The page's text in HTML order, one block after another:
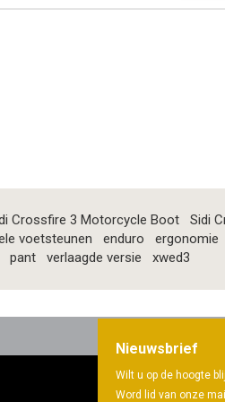
Crossfire 3 Motorcycle Boot
Sidi
voetsteunen enduro ergonomie
pant verlaagde versie xwed3
Nieuwsbrief
Wilt u op de hoogte
Word lid van onze